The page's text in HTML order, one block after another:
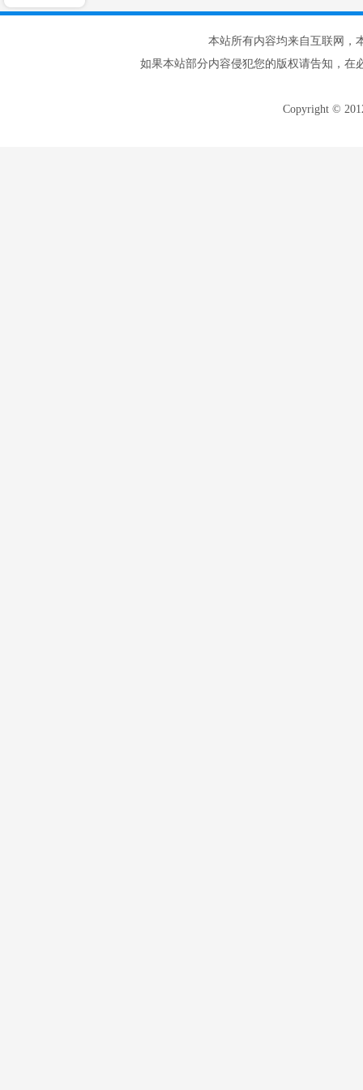
本站所有内容均来自互联网，
如果本站部分内容侵犯您的版权请告知，在
Copyright ©